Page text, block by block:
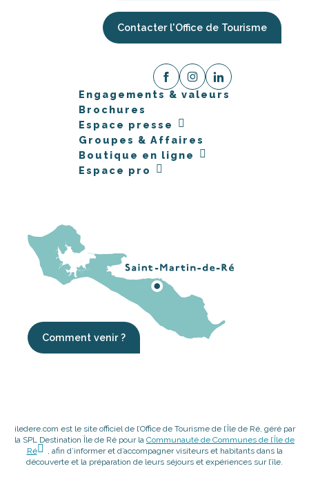
Contacter l'Office de Tourisme
Engagements & valeurs
Brochures
Espace presse
Groupes & Affaires
Boutique en ligne
Espace pro
Comment venir ?
iledere.com est le site officiel de l’Office de Tourisme de l’Île de Ré, géré par
la SPL Destination Île de Ré pour la Communauté de Communes de l’Île de
Ré
, afin d’informer et d’accompagner visiteurs et habitants dans la
découverte et la préparation de leurs séjours et expériences sur l’île.